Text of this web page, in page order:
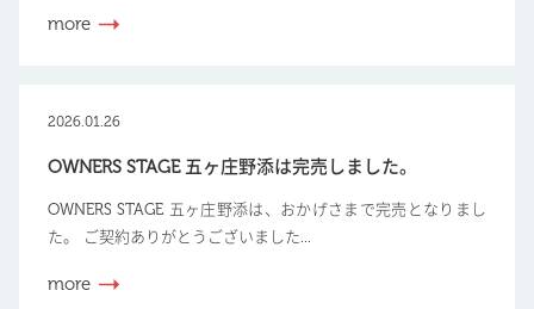
more
2026.01.26
OWNERS STAGE 五ヶ庄野添は完売しました。
OWNERS STAGE 五ヶ庄野添は、おかげさまで完売となりまし
た。 ご契約ありがとうございました...
more